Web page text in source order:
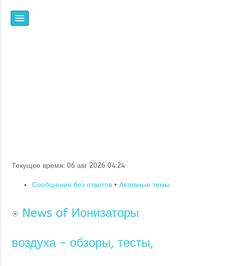
Текущее время: 06 авг 2026 04:24
Сообщения без ответов • Активные темы
News of Ионизаторы
воздуха - обзоры, тесты,